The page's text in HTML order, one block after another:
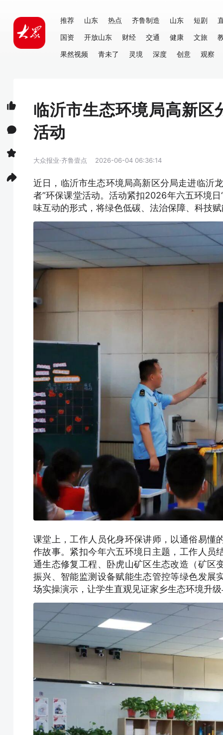
推荐 山东 热点 齐鲁制造 山东 短剧
国资
开放山东 财经 交通 健康 文旅
果然视频
青未了 灵境 深度 创意 观察
临沂市生态环境局高新区
活动
大众报业·齐鲁壹点 2026-06-04 06:36:14
近日，临沂市生态环境局高新区分局走进临
者”环保课堂活动。活动紧扣2026年六五环境
味互动的形式，将绿色低碳、法治保障、科技
课堂上，工作人员化身环保讲师，以通俗易懂
作故事。紧扣今年六五环境日主题，工作人员
通生态修复工程、卧虎山矿区生态改造（矿区
振兴、智能监测设备赋能生态管控等绿色发展
场实操演示，让学生直观见证家乡生态环境升